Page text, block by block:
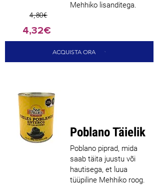
Mehhiko lisanditega.
4,80€
4,32€
ACQUISTA ORA
Poblano Täielik
Poblano piprad, mida
saab täita juustu või
hautisega, et luua
tüüpiline Mehhiko roog.